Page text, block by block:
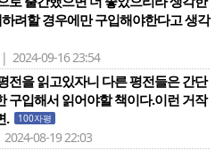
려할 경우에만 구입해야한다고 생각
2024-09-16 23:54
전을 읽고있자니 다른 평전들은 간단
구입해서 읽어야할 책이다.이런 거작
.
100자평
08-19 22:03